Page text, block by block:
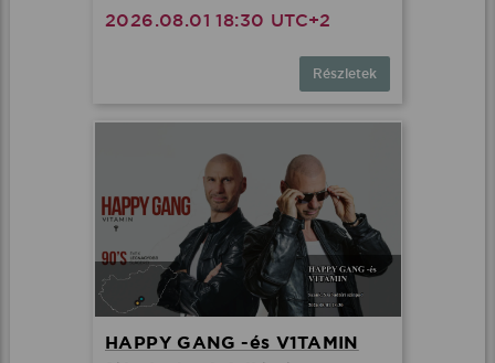
2026.08.01 18:30 UTC+2
Részletek
HAPPY GANG -és V1TAMIN